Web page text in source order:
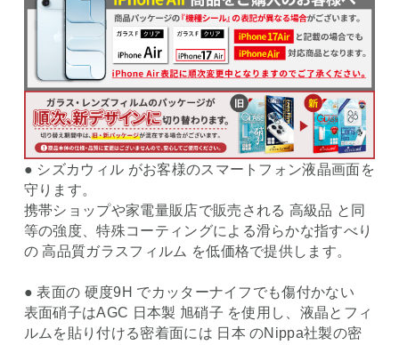
● シズカウィル がお客様のスマートフォン液晶画面を
守ります。
携帯ショップや家電量販店で販売される 高級品 と同
等の強度、特殊コーティングによる滑らかな指すべり
の 高品質ガラスフィルム を低価格で提供します。
● 表面の 硬度9H でカッターナイフでも傷付かない
表面硝子はAGC 日本製 旭硝子 を使用し、液晶とフィ
ルムを貼り付ける密着面には 日本 のNippa社製の密